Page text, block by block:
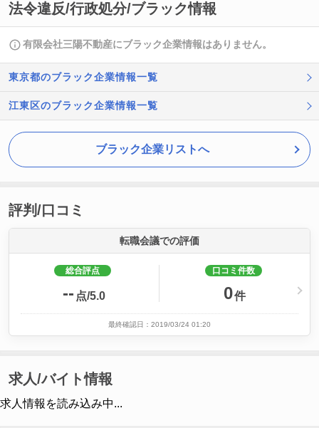
法令違反/行政処分/ブラック情報
有限会社三陽不動産にブラック企業情報はありません。
東京都のブラック企業情報一覧
江東区のブラック企業情報一覧
ブラック企業リストへ
評判/口コミ
転職会議での評価
総合評点
-- 点/5.0
口コミ件数
0件
最終確認日：2019/03/24 01:20
求人/バイト情報
求人情報を読み込み中...